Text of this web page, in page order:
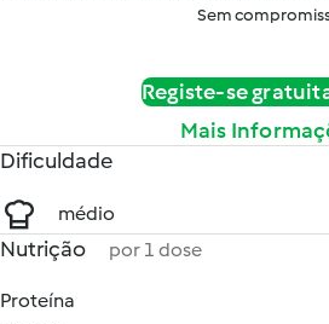
Sem
Registe-se
Mais
Dificuldade
médio
Nutrição por 1 dose
Proteína